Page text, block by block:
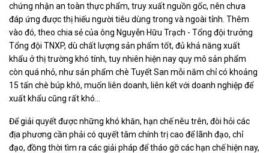
chứng nhận an toàn thực phẩm, truy xuất nguồn gốc, nên chưa
đáp ứng được thị hiếu người tiêu dùng trong và ngoài tỉnh. Thêm
vào đó, theo chia sẻ của ông Nguyễn Hữu Trạch - Tổng đội trưởng
Tổng đội TNXP, dù chất lượng sản phẩm tốt, đủ khả năng xuất
khẩu ở thị trường khó tính, tuy nhiên hiện nay quy mô sản phẩm
còn quá nhỏ, như sản phẩm chè Tuyết San mỗi năm chỉ có khoảng
15 tấn chè búp khô, muốn liên doanh, liên kết với doanh nghiệp để
xuất khẩu cũng rất khó…
Để giải quyết được những khó khăn, hạn chế nêu trên, đòi hỏi các
địa phương cần phải có quyết tâm chính trị cao để lãnh đạo, chỉ
đạo, đồng thời tìm ra các giải pháp để tháo gỡ các hạn chế hiện nay,